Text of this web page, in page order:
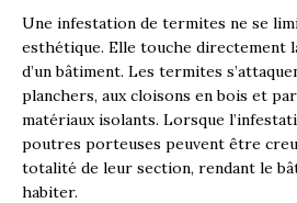
Une infestation de termites ne se
esthétique. Elle touche directement
d’un bâtiment. Les termites
planchers, aux cloisons en bois et
matériaux isolants. Lorsque
poutres porteuses peuvent être
totalité de leur section, rendant le
habiter.